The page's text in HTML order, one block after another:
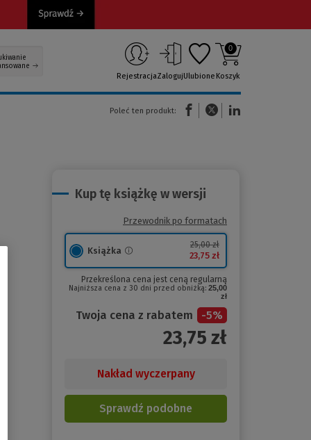
RejestracjaZalogujUlubione
0
Koszyk
Poleć ten produkt:
(Nowe okno)(Link do innej strony)
Kup tę książkę w wersji
Przewodnik po formatach
Książka
25,00 zł
23,75 zł
Przekreślona cena jest ceną regularną
Najniższa cena z 30 dni przed obniżką: 25,00
zł
Twoja cena z rabatem -5%
23,75 zł
Nakład wyczerpany
Sprawdź podobne